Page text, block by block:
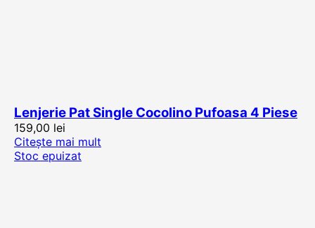
Lenjerie Pat Single Cocolino Pufoasa 4 Piese
159,00 lei
Citește mai mult
Stoc epuizat